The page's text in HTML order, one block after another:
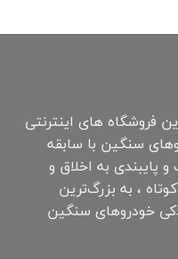
فروشگاه های اینترنتی
سنگین با سابقه
پایبندی به اخلاق و
، به بزرگ‌ترین
خودروهای سنگین